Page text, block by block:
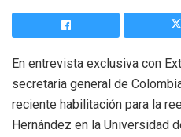
En entrevista exclusiva con
secretaria general de
reciente habilitación para la
Hernández en la Universidad